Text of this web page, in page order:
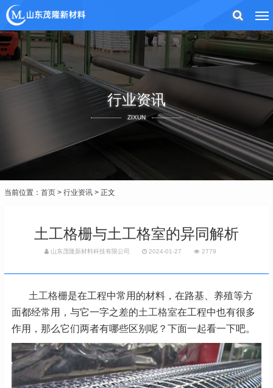
行业资讯
ZIXUN
当前位置： 首页 > 行业资讯 > 正文
土工格栅与土工格室的异同解析
山东茂隆新材料科技有限公司 2024-01-27 2779
土工格栅是在工程中常用的材料，在路基、养殖等方
面都经常用，与它一字之差的土工格室在工程中也有很多
作用，那么它们两者有哪些区别呢？下面一起看一下吧。